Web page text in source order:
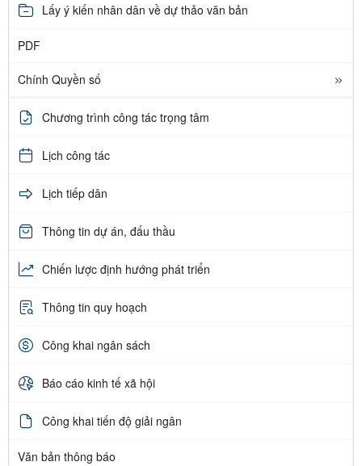
Lấy ý kiến nhân dân về dự thảo văn bản
PDF
Chính Quyền số
Chương trình công tác trọng tâm
Lịch công tác
Lịch tiếp dân
Thông tin dự án, đấu thầu
Chiến lược định hướng phát triển
Thông tin quy hoạch
Công khai ngân sách
Báo cáo kinh tế xã hội
Công khai tiến độ giải ngân
Văn bản thông báo